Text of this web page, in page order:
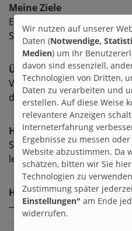
Meine Ziele
Ein unabhängiges Leben in
Selbstversorgerin in einer
Über mich
Vegan, Nachhaltig und Ich
die Gesellschaft ändern
Hobbies
Schwimmen, Fahrrad
lernen, Gartenarbeit
Homepage
---
Wir nutzen auf unserer
Daten (Notwendige,
Medien) um Ihr
davon sind essenziell,
Technologien von Dritten,
Daten zu verarbeiten und
erstellen. Auf diese Weise
relevantere Anzeigen
Interneterfahrung
Ergebnisse zu messen
Website abzustimmen. Da
schätzen, bitten wir Sie
Technologien zu
Zustimmung später
Einstellungen" am Ende
widerrufen.